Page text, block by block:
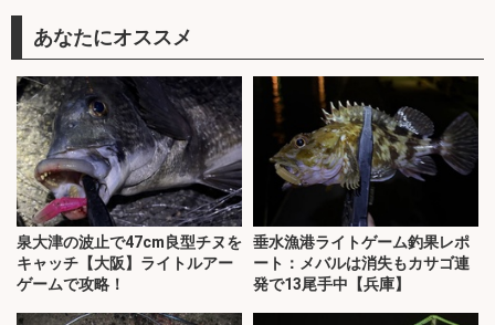
あなたにオススメ
泉大津の波止で47cm良型チヌを
キャッチ【大阪】ライトルアー
ゲームで攻略！
垂水漁港ライトゲーム釣果レポ
ート：メバルは消失もカサゴ連
発で13尾手中【兵庫】